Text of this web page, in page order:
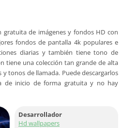
gratuita de imágenes y fondos HD con
fondos de pantalla 4k populares e
diarias y también tiene tono de
tiene una colección tan grande de alta
tonos de llamada. Puede descargarlos
de inicio de forma gratuita y no hay
Desarrollador
Hd wallpapers